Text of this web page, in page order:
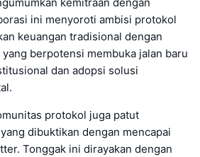
ini menyoroti ambisi protokol
keuangan tradisional dengan
berpotensi membuka jalan baru
dan adopsi solusi
protokol juga patut
dibuktikan dengan mencapai
Tonggak ini dirayakan dengan